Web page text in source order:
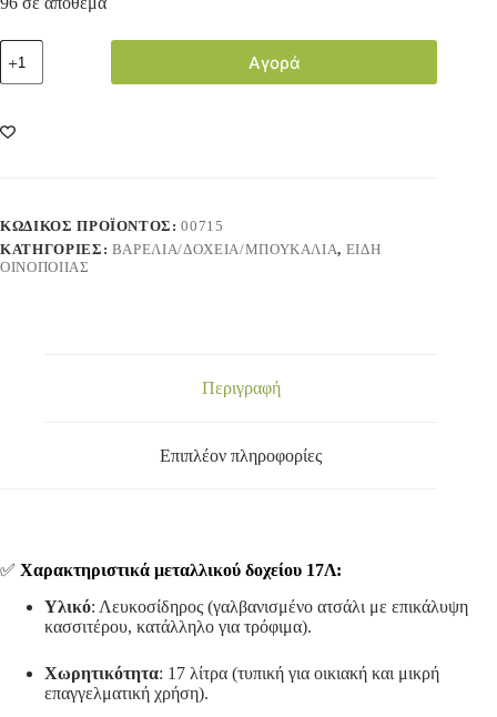
Αγορά
ΚΩΔΙΚΌΣ ΠΡΟΪΌΝΤΟΣ:00715
ΚΑΤΗΓΟΡΊΕΣ: ΒΑΡΕΛΙΑ/ΔΟΧΕΙΑ/ΜΠΟΥΚΑΛΙΑ, ΕΙΔΗ
ΟΙΝΟΠΟΙΙΑΣ
Περιγραφή
Επιπλέον πληροφορίες
✅ Χαρακτηριστικά μεταλλικού δοχείου 17Λ:
Υλικό: Λευκοσίδηρος (γαλβανισμένο ατσάλι με επικάλυψη
κασσιτέρου, κατάλληλο για τρόφιμα).
Χωρητικότητα: 17 λίτρα (τυπική για οικιακή και μικρή
επαγγελματική χρήση).